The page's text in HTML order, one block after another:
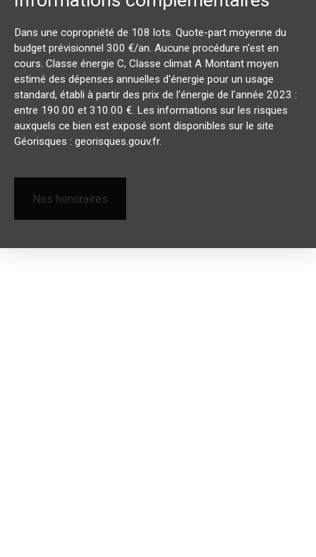
Dans une copropriété de 108 lots. Quote-part moyenne du
budget prévisionnel 300 €/an. Aucune procédure n'est en
cours. Classe énergie C, Classe climat A Montant moyen
estimé des dépenses annuelles d'énergie pour un usage
standard, établi à partir des prix de l'énergie de l'année 2023 :
entre 190.00 et 310.00 €. Les informations sur les risques
auxquels ce bien est exposé sont disponibles sur le site
Géorisques : georisques.gouv.fr.
Nos honoraires